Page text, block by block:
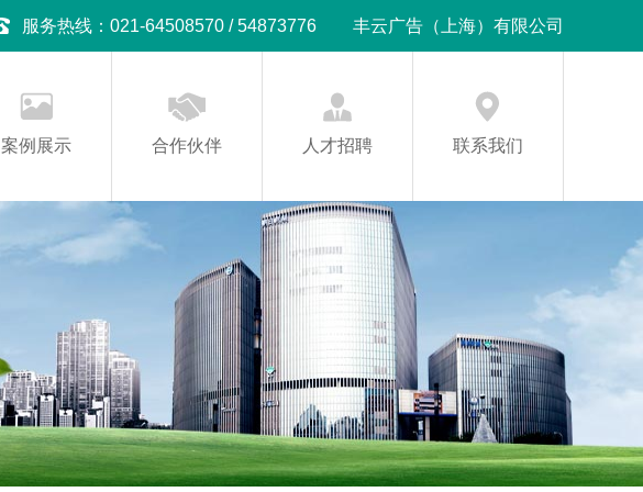
服务热线：021-64508570 / 54873776 丰云广告（上海）有限公司
案例展示 合作伙伴 人才招聘 联系我们